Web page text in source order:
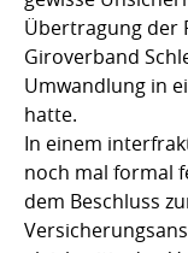
Übertragung der
Giroverband
Umwandlung in
hatte.
In einem
noch mal formal
dem Beschluss